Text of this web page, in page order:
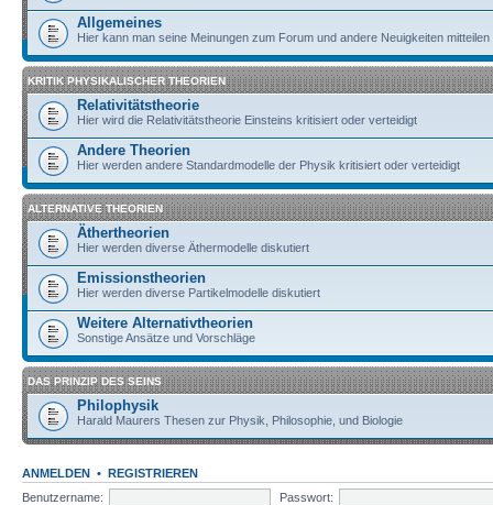
Allgemeines
Hier kann man seine Meinungen zum Forum und andere Neuigkeiten mitteilen
KRITIK PHYSIKALISCHER THEORIEN
Relativitätstheorie
Hier wird die Relativitätstheorie Einsteins kritisiert oder verteidigt
Andere Theorien
Hier werden andere Standardmodelle der Physik kritisiert oder verteidigt
ALTERNATIVE THEORIEN
Äthertheorien
Hier werden diverse Äthermodelle diskutiert
Emissionstheorien
Hier werden diverse Partikelmodelle diskutiert
Weitere Alternativtheorien
Sonstige Ansätze und Vorschläge
DAS PRINZIP DES SEINS
Philophysik
Harald Maurers Thesen zur Physik, Philosophie, und Biologie
ANMELDEN • REGISTRIEREN
Benutzername:
Passwort: